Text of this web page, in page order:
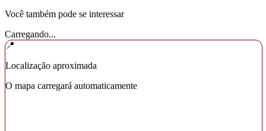
Você também pode se interessar
Carregando...
📍
Localização aproximada
O mapa carregará automaticamente